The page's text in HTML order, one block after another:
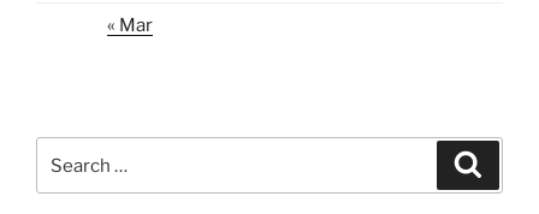
« Mar
for: